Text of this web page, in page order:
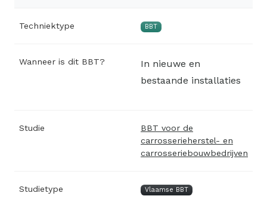
Techniektype BBT
Wanneer is dit BBT?
In nieuwe en
bestaande installaties
Studie
BBT voor de
carrosserieherstel- en
carrosseriebouwbedrijven
Studietype Vlaamse BBT